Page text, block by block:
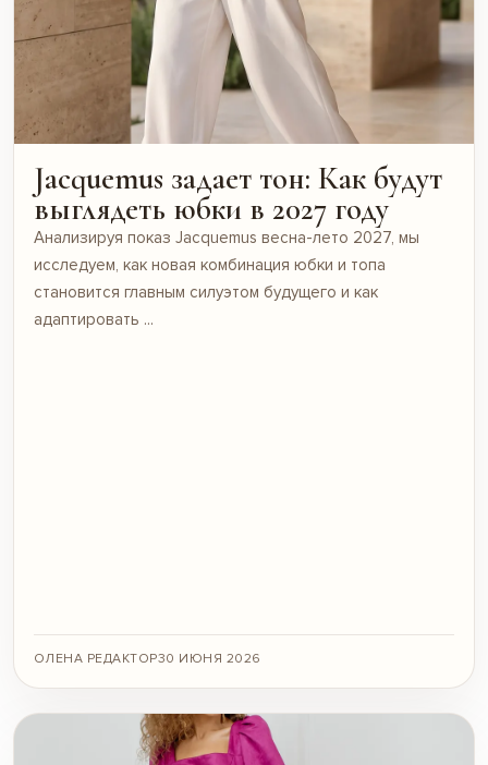
Jacquemus задает тон: Как будут
выглядеть юбки в 2027 году
Анализируя показ Jacquemus весна-лето 2027, мы
исследуем, как новая комбинация юбки и топа
становится главным силуэтом будущего и как
адаптировать ...
ОЛЕНА РЕДАКТОР30 ИЮНЯ 2026